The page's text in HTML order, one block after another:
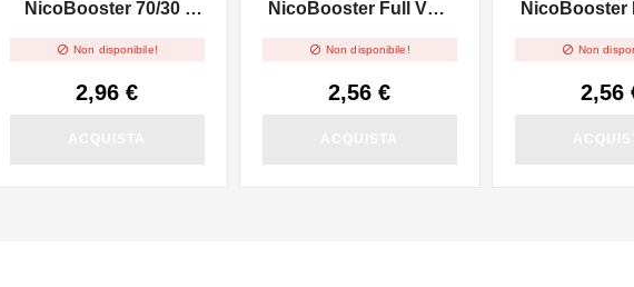
NicoBooster 70/30 -
 Non disponibile!
2,96 €
NicoBooster Full VG -
 Non disponibile!
2,56 €
NicoBooster
 Non
2,56